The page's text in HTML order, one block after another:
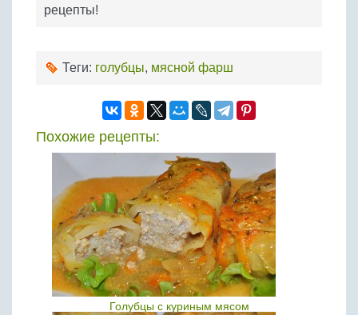
рецепты!
Теги: голубцы, мясной фарш
Похожие рецепты:
Голубцы с куриным мясом